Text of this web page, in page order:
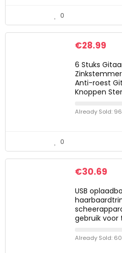
0
€28.99
6 Stuks
Anti-roest
Knoppen
Already Sold:
0
€30.69
USB
gebruik voor
Already Sold: